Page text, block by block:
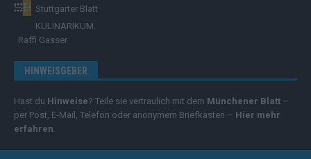
Stuttgarter Blatt
KULINARIKUM.
Raffi Gasser
HINWEISGEBER
Hast du Hinweise? Teile sie vertraulich mit dem Münchener Blatt –
per Post, E-Mail, Telefon oder anonymem Briefkasten – Hier mehr
erfahren